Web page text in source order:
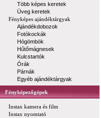
Több képes keretek
Üveg keretek
Fényképes ajándéktárgyak
Ajándékdobozok
Fotókockák
Hógömbök
Hűtőmágnesek
Kulcstartók
Órák
Párnák
Egyéb ajándéktárgyak
Fényképezőgépek
Instax kamera és film
Instax nyomtató